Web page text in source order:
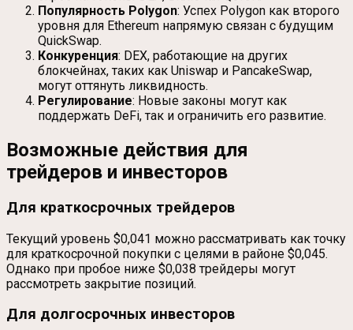
Популярность Polygon: Успех Polygon как второго
уровня для Ethereum напрямую связан с будущим
QuickSwap.
Конкуренция: DEX, работающие на других
блокчейнах, таких как Uniswap и PancakeSwap,
могут оттянуть ликвидность.
Регулирование: Новые законы могут как
поддержать DeFi, так и ограничить его развитие.
Возможные действия для
трейдеров и инвесторов
Для краткосрочных трейдеров
Текущий уровень $0,041 можно рассматривать как точку
для краткосрочной покупки с целями в районе $0,045.
Однако при пробое ниже $0,038 трейдеры могут
рассмотреть закрытие позиций.
Для долгосрочных инвесторов